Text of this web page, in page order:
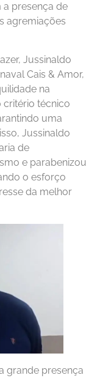
presença de
agremiações
Jussinaldo
Cais & Amor,
na
critério técnico
uma
Jussinaldo
de
e parabenizou
o esforço
da melhor
grande presença